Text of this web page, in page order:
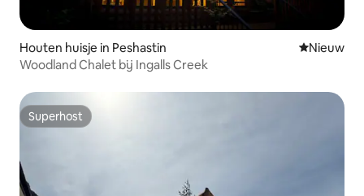
Houten huisje in Peshastin Nieuwe
Nieuw
Woodland Chalet bij Ingalls Creek
Superhost
Superhost